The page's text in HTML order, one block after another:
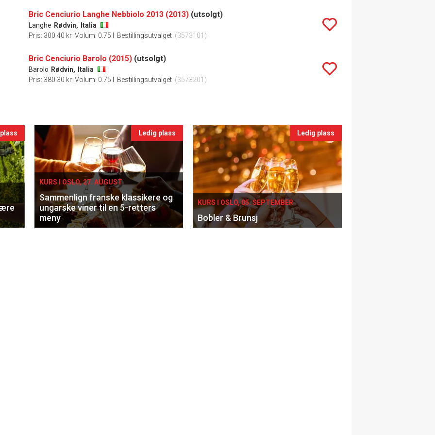
Bric Cenciurio Langhe Nebbiolo 2013 (2013) (utsolgt)
Langhe Rødvin,
Italia
Pris: 300.40 kr Volum: 0.75 l Bestillingsutvalget (3573101)
Bric Cenciurio Barolo (2015) (utsolgt)
Barolo Rødvin,
Italia
Pris: 380.30 kr Volum: 0.75 l Bestillingsutvalget (3573201)
Ledig plass
KURS I OSLO, 27. AUGUST
Sammenlign franske klassikere og
ungarske viner til en 5-retters
meny
Ledig plass
KURS I OSLO, 05. SEPTEMBER
Bobler & Brunsj